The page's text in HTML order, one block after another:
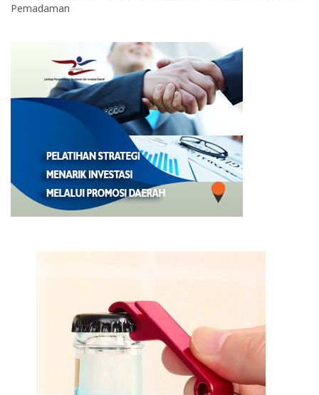
Pemadaman